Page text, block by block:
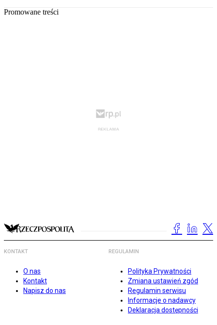
Promowane treści
KONTAKT
O nas
Kontakt
Napisz do nas
REGULAMIN
Polityka Prywatności
Zmiana ustawień zgód
Regulamin serwisu
Informacje o nadawcy
Deklaracja dostępności